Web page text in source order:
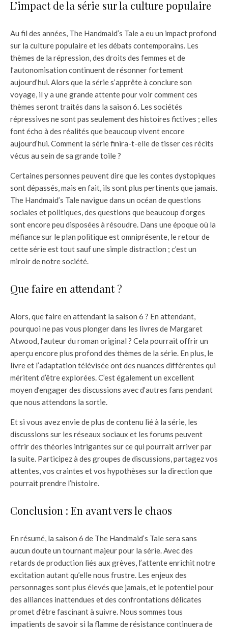
L’impact de la série sur la culture populaire
Au fil des années, The Handmaid’s Tale a eu un impact profond
sur la culture populaire et les débats contemporains. Les
thèmes de la répression, des droits des femmes et de
l’autonomisation continuent de résonner fortement
aujourd’hui. Alors que la série s’apprête à conclure son
voyage, il y a une grande attente pour voir comment ces
thèmes seront traités dans la saison 6. Les sociétés
répressives ne sont pas seulement des histoires fictives ; elles
font écho à des réalités que beaucoup vivent encore
aujourd’hui. Comment la série finira-t-elle de tisser ces récits
vécus au sein de sa grande toile ?
Certaines personnes peuvent dire que les contes dystopiques
sont dépassés, mais en fait, ils sont plus pertinents que jamais.
The Handmaid’s Tale navigue dans un océan de questions
sociales et politiques, des questions que beaucoup d’orges
sont encore peu disposées à résoudre. Dans une époque où la
méfiance sur le plan politique est omniprésente, le retour de
cette série est tout sauf une simple distraction ; c’est un
miroir de notre société.
Que faire en attendant ?
Alors, que faire en attendant la saison 6 ? En attendant,
pourquoi ne pas vous plonger dans les livres de Margaret
Atwood, l’auteur du roman original ? Cela pourrait offrir un
aperçu encore plus profond des thèmes de la série. En plus, le
livre et l’adaptation télévisée ont des nuances différentes qui
méritent d’être explorées. C’est également un excellent
moyen d’engager des discussions avec d’autres fans pendant
que nous attendons la sortie.
Et si vous avez envie de plus de contenu lié à la série, les
discussions sur les réseaux sociaux et les forums peuvent
offrir des théories intrigantes sur ce qui pourrait arriver par
la suite. Participez à des groupes de discussions, partagez vos
attentes, vos craintes et vos hypothèses sur la direction que
pourrait prendre l’histoire.
Conclusion : En avant vers le chaos
En résumé, la saison 6 de The Handmaid’s Tale sera sans
aucun doute un tournant majeur pour la série. Avec des
retards de production liés aux grèves, l’attente enrichit notre
excitation autant qu’elle nous frustre. Les enjeux des
personnages sont plus élevés que jamais, et le potentiel pour
des alliances inattendues et des confrontations délicates
promet d’être fascinant à suivre. Nous sommes tous
impatients de savoir si la flamme de résistance continuera de